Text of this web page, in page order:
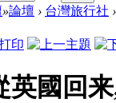
»論壇 › 台灣旅行社 ›
英國回